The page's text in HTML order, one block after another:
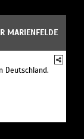
MARIENFELDE
Deutschland.